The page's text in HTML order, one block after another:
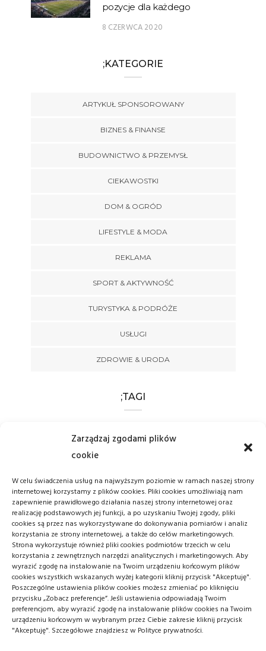
Zarządzaj zgodami plików
cookie
W celu świadczenia usług na najwyższym poziomie w ramach naszej strony
internetowej korzystamy z plików cookies. Pliki cookies umożliwiają nam
zapewnienie prawidłowego działania naszej strony internetowej oraz
realizację podstawowych jej funkcji, a po uzyskaniu Twojej zgody, pliki
cookies są przez nas wykorzystywane do dokonywania pomiarów i analiz
korzystania ze strony internetowej, a także do celów marketingowych.
Strona wykorzystuje również pliki cookies podmiotów trzecich w celu
korzystania z zewnętrznych narzędzi analitycznych i marketingowych. Aby
wyrazić zgodę na instalowanie na Twoim urządzeniu końcowym plików
cookies wszystkich wskazanych wyżej kategorii kliknij przycisk "Akceptuję".
Poszczególne ustawienia plików cookies możesz zmieniać po kliknięciu
przycisku „Zobacz preferencje”. Jeśli ustawienia odpowiadają Twoim
preferencjom, aby wyrazić zgodę na instalowanie plików cookies na Twoim
urządzeniu końcowym w wybranym przez Ciebie zakresie kliknij przycisk
"Akceptuję". Szczegółowe znajdziesz w Polityce prywatności.
pozycje dla każdego
8 CZERWCA 2020
;KATEGORIE
ARTYKUŁ SPONSOROWANY
BIZNES & FINANSE
BUDOWNICTWO & PRZEMYSŁ
CIEKAWOSTKI
DOM & OGRÓD
LIFESTYLE & MODA
REKLAMA
SPORT & AKTYWNOŚĆ
TURYSTYKA & PODRÓŻE
USŁUGI
ZDROWIE & URODA
;TAGI
BOKS CHOROBA
CZYSTOŚĆ
MMA
POLSKIE FILMY
POMYSŁ NA PREZENT
RĘKODZIEŁO
SPORT
WOJNA ŚWIAT
FACEBOOK
TWITTER